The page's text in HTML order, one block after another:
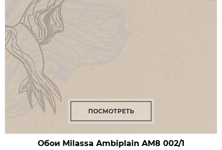
ПОСМОТРЕТЬ
Обои Milassa Ambiplain AM8 002/1